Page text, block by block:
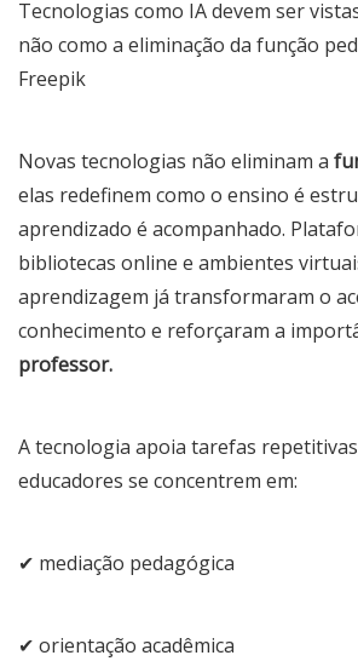
Tecnologias como IA devem ser
não como a eliminação da função
Freepik
Novas tecnologias não eliminam a
elas redefinem como o ensino é
aprendizado é acompanhado.
bibliotecas online e ambientes
aprendizagem já transformaram o
conhecimento e reforçaram a
professor.
A tecnologia apoia tarefas
educadores se concentrem em:
✔ mediação pedagógica
✔ orientação acadêmica